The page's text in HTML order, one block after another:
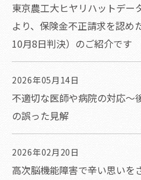
東京農工大ヒヤリハットデー
より、保険金不正請求を認め
10月8日判決）のご紹介です
2026年05月14日
不適切な医師や病院の対応～
の誤った見解
2026年02月20日
高次脳機能障害で辛い思いを